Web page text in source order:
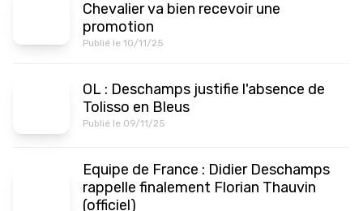
Chevalier va bien recevoir une
promotion
Publié le 10/11/25
OL : Deschamps justifie l'absence de
Tolisso en Bleus
Publié le 09/11/25
Equipe de France : Didier Deschamps
rappelle finalement Florian Thauvin
(officiel)